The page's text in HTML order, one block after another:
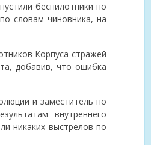
беспилотники по
словам чиновника, на
Корпуса стражей
добавив, что ошибка
и заместитель по
внутреннего
никаких выстрелов по